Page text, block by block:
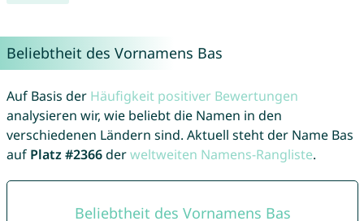
Beliebtheit des Vornamens Bas
Auf Basis der Häufigkeit positiver Bewertungen
analysieren wir, wie beliebt die Namen in den
verschiedenen Ländern sind. Aktuell steht der Name Bas
auf Platz #2366derweltweiten Namens-Rangliste.